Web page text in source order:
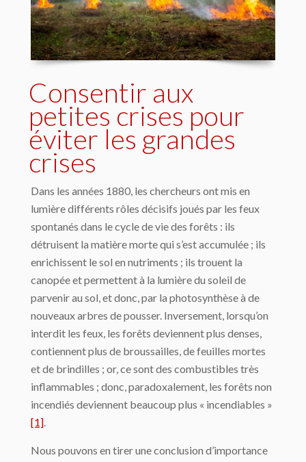
Consentir aux
petites crises pour
éviter les grandes
crises
Dans les années 1880, les chercheurs ont mis en
lumière différents rôles décisifs joués par les feux
spontanés dans le cycle de vie des forêts : ils
détruisent la matière morte qui s’est accumulée ; ils
enrichissent le sol en nutriments ; ils trouent la
canopée et permettent à la lumière du soleil de
parvenir au sol, et donc, par la photosynthèse à de
nouveaux arbres de pousser. Inversement, lorsqu’on
interdit les feux, les forêts deviennent plus denses,
contiennent plus de broussailles, de feuilles mortes
et de brindilles ; or, ce sont des combustibles très
inflammables ; donc, paradoxalement, les forêts non
incendiés deviennent beaucoup plus « incendiables »
[1]
Nous pouvons en tirer une conclusion d’importance